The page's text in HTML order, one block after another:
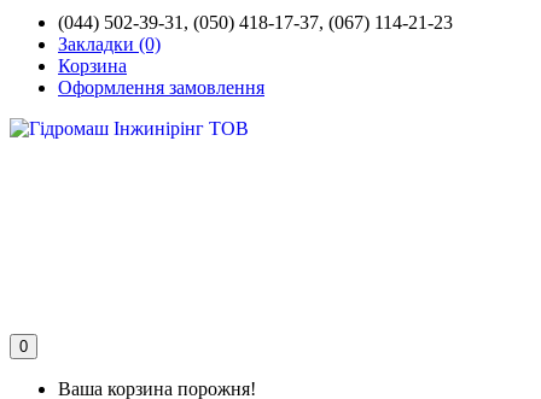
(044) 502-39-31, (050) 418-17-37, (067) 114-21-23
Закладки (0)
Корзина
Оформлення замовлення
0
Ваша корзина порожня!